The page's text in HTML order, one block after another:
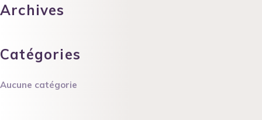
Archives
Catégories
Aucune catégorie